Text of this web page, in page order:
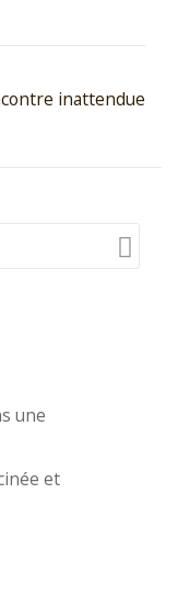
inattendue
une
et